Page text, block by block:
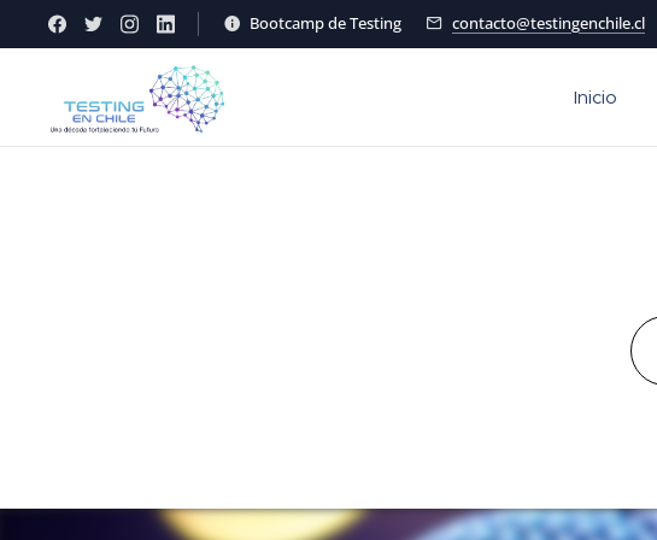
Bootcamp de Testing contacto@testingenchile.cl
Inicio